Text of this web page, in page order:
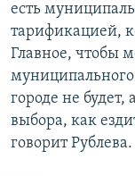
есть
тарификацией,
Главное, чтобы
муниципального
городе не будет,
выбора, как
говорит Рублева.